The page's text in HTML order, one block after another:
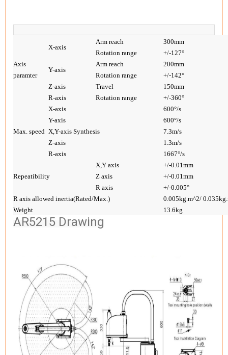
Axis
paramter
X-axis
Arm reach
300mm
Rotation range
+/-127°
Y-axis
Arm reach
200mm
Rotation range
+/-142°
Z-axis
Travel
150mm
R-axis
Rotation range +/-360°
Max. speed
X-axis
600°/s
Y-axis
600°/s
X,Y-axis Synthesis
7.3m/s
Z-axis
1.3m/s
R-axis
1667°/s
Repeatibility
X,Y axis
+/-0.01mm
Z axis
+/-0.01mm
R axis
+/-0.005°
R axis allowed inertia(Rated/Max.)
0.005kg.m^2/
Weight
13.6kg
AR5215 Drawing